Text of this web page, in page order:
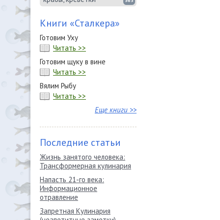
Книги «Сталкера»
Готовим Уху
Читать >>
Готовим щуку в вине
Читать >>
Вялим Рыбу
Читать >>
Еще книги >>
Последние статьи
Жизнь занятого человека:
Трансформерная кулинария
Напасть 21-го века:
Информационное
отравление
Запретная Кулинария